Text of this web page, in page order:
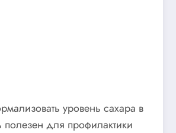
уровень сахара в
для профилактики